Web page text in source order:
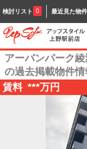
検討リスト 0 最近見た物件
アーバンパーク
の過去掲載物件情
賃料 ***万円